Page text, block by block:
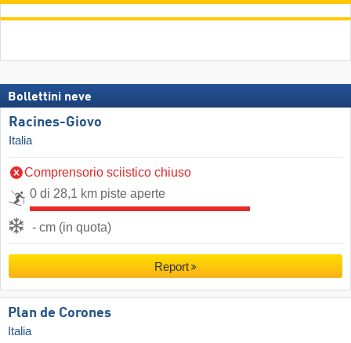
Bollettini neve
Racines-Giovo
Italia
Comprensorio sciistico chiuso
0 di 28,1 km piste aperte
- cm (in quota)
Report
Plan de Corones
Italia